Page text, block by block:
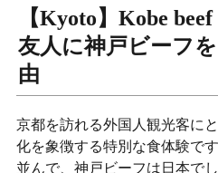
【Kyoto】Kobe
友人に神戸ビーフ
由
京都を訪れる外国人観光客に
化を象徴する特別な食体験で
並んで、神戸ビーフは日本で